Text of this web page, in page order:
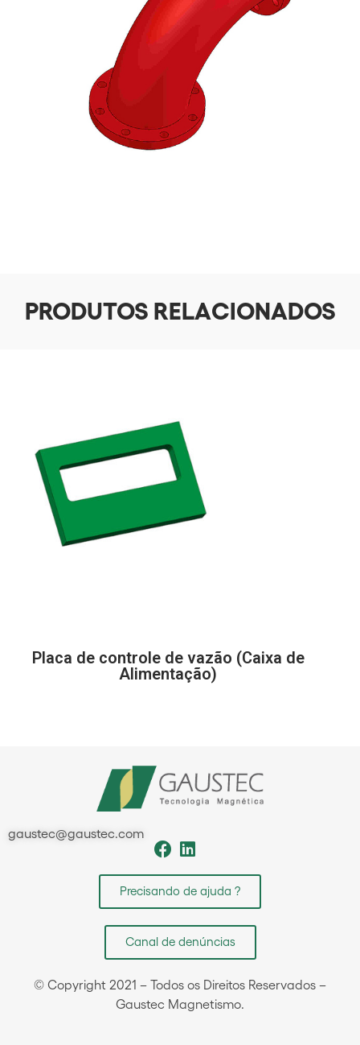
PRODUTOS RELACIONADOS
Placa de controle de vazão (Caixa de
Alimentação)
gaustec@gaustec.com
Precisando de ajuda ?
Canal de denúncias
© Copyright 2021 – Todos os Direitos Reservados –
Gaustec Magnetismo.